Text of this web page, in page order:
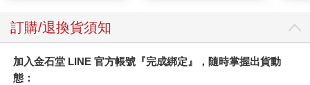
訂購/退換貨須知
加入金石堂 LINE 官方帳號『完成綁定』，隨時掌握出貨動
態：